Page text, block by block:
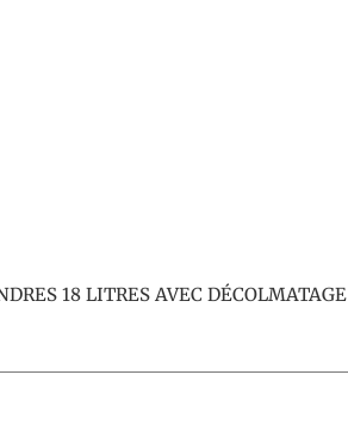
18 LITRES AVEC DÉCOLMATAGE